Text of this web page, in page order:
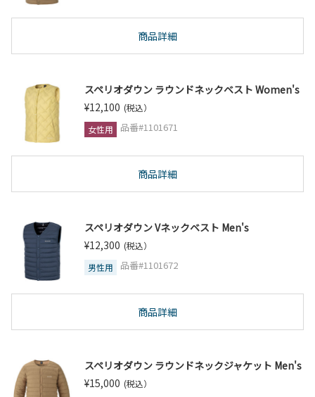
商品詳細
スペリオダウン ラウンドネックベスト Women's
¥12,100 (税込）
女性用
品番#1101671
商品詳細
スペリオダウン Vネックベスト Men's
¥12,300 (税込）
男性用
品番#1101672
商品詳細
スペリオダウン ラウンドネックジャケット Men's
¥15,000 (税込）